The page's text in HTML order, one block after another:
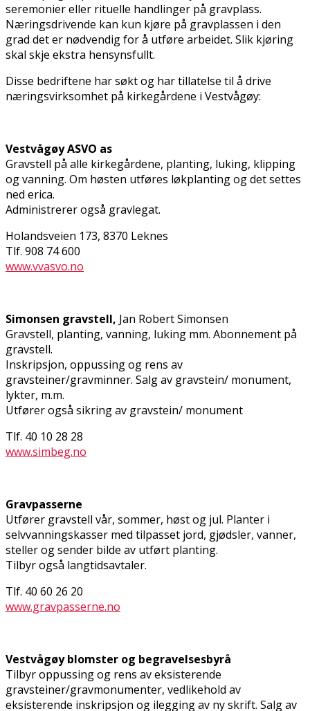
seremonier eller rituelle handlinger på gravplass.
Næringsdrivende kan kun kjøre på gravplassen i den
grad det er nødvendig for å utføre arbeidet. Slik kjøring
skal skje ekstra hensynsfullt.
Disse bedriftene har søkt og har tillatelse til å drive
næringsvirksomhet på kirkegårdene i Vestvågøy:
Vestvågøy ASVO as
Gravstell på alle kirkegårdene, planting, luking, klipping
og vanning. Om høsten utføres løkplanting og det settes
ned erica.
Administrerer også gravlegat.
Holandsveien 173, 8370 Leknes
Tlf. 908 74 600
www.vvasvo.no
Simonsen gravstell, Jan Robert Simonsen
Gravstell, planting, vanning, luking mm. Abonnement på
gravstell.
Inskripsjon, oppussing og rens av
gravsteiner/gravminner. Salg av gravstein/ monument,
lykter, m.m.
Utfører også sikring av gravstein/ monument
Tlf. 40 10 28 28
www.simbeg.no
Gravpasserne
Utfører gravstell vår, sommer, høst og jul. Planter i
selvvanningskasser med tilpasset jord, gjødsler, vanner,
steller og sender bilde av utført planting.
Tilbyr også langtidsavtaler.
Tlf. 40 60 26 20
www.gravpasserne.no
Vestvågøy blomster og begravelsesbyrå
Tilbyr oppussing og rens av eksisterende
gravsteiner/gravmonumenter, vedlikehold av
eksisterende inskripsjon og ilegging av ny skrift. Salg av